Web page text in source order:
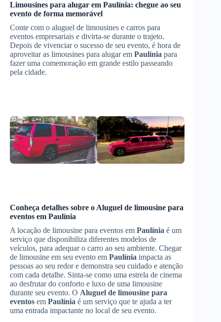
Limousines para alugar em Paulínia: chegue ao seu
evento de forma memorável
Conte com o aluguel de limousines e carros para
eventos empresariais e divirta-se durante o trajeto.
Depois de vivenciar o sucesso de seu evento, é hora de
aproveitar as limousines para alugar em Paulínia para
fazer uma comemoração em grande estilo passeando
pela cidade.
Conheça detalhes sobre o Aluguel de limousine para
eventos em Paulínia
A locação de limousine para eventos em Paulínia é um
serviço que disponibiliza diferentes modelos de
veículos, para adequar o carro ao seu ambiente. Chegar
de limousine em seu evento em Paulínia impacta as
pessoas ao seu redor e demonstra seu cuidado e atenção
com cada detalhe. Sinta-se como uma estrela de cinema
ao desfrutar do conforto e luxo de uma limousine
durante seu evento. O Aluguel de limousine para
eventos em Paulínia é um serviço que te ajuda a ter
uma entrada impactante no local de seu evento.